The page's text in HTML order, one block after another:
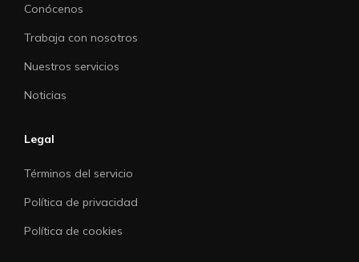
Conócenos
Trabaja con nosotros
Nuestros servicios
Noticias
Legal
Términos del servicio
Política de privacidad
Política de cookies